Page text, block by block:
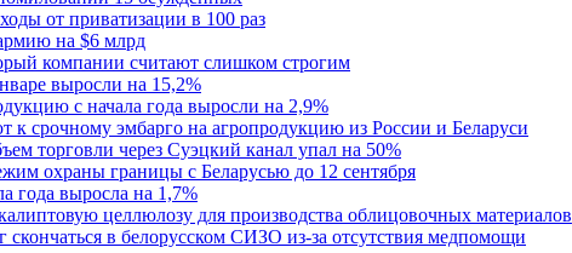
от приватизации в 100 раз
на $6 млрд
компании считают слишком строгим
выросли на 15,2%
с начала года выросли на 2,9%
к срочному эмбарго на агропродукцию из России и Беларуси
торговли через Суэцкий канал упал на 50%
охраны границы с Беларусью до 12 сентября
года выросла на 1,7%
целлюлозу для производства облицовочных материалов
в белорусском СИЗО из-за отсутствия медпомощи